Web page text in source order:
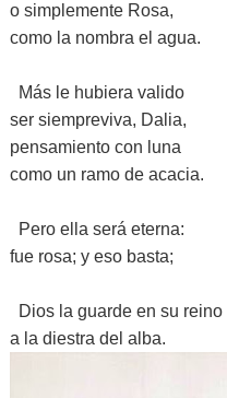
o simplemente Rosa,
como la nombra el agua.
Más le hubiera valido
ser siempreviva, Dalia,
pensamiento con luna
como un ramo de acacia.
Pero ella será eterna:
fue rosa; y eso basta;
Dios la guarde en su reino
a la diestra del alba.